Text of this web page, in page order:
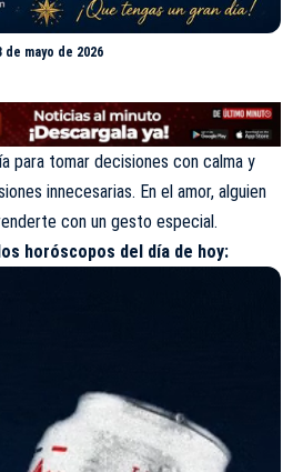
mayo de 2026
para tomar decisiones con calma y
innecesarias. En el amor, alguien
con un gesto especial.
horóscopos del día de hoy: